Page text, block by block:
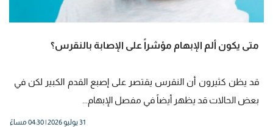
متى يكون ألم الإبهام مؤشراً على الإصابة بالنقرس؟
قد يظن كثيرون أن النقرس يقتصر على إصبع القدم الكبير لكن في
بعض الحالات قد يظهر أيضاً في مفصل الإبهام...
31 يوليو 2026 | 04:30 مساءً